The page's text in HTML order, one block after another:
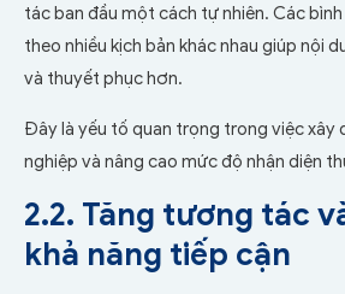
tác ban đầu một cách tự nhiên. Các
theo nhiều kịch bản khác nhau giúp nội
và thuyết phục hơn.
Đây là yếu tố quan trọng trong việc xây
nghiệp và nâng cao mức độ nhận diện
2.2. Tăng tương tác
khả năng tiếp cận